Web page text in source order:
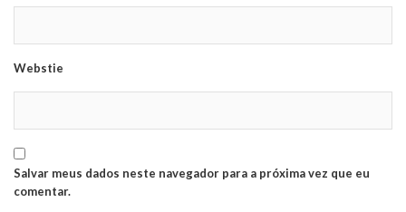
Webstie
Salvar meus dados neste navegador para a próxima vez que eu
comentar.